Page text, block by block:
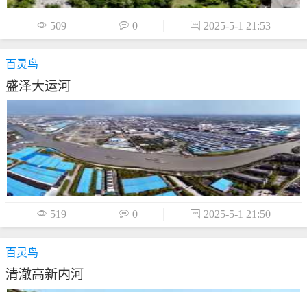
 509  0  2025-5-1 21:53
百灵鸟
盛泽大运河
 519  0  2025-5-1 21:50
百灵鸟
清澈高新内河